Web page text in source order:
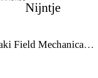
Nijntje